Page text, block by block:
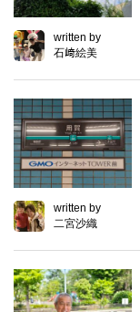
written by
石﨑絵美
written by
二宮沙織